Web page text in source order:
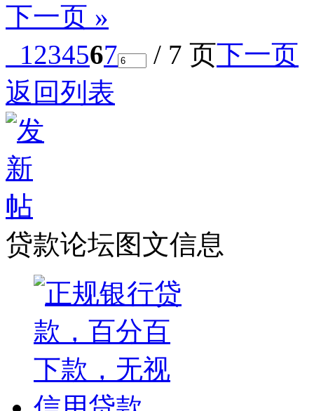
下一页 »
1234567 / 7 页下一页
返回列表
贷款论坛图文信息